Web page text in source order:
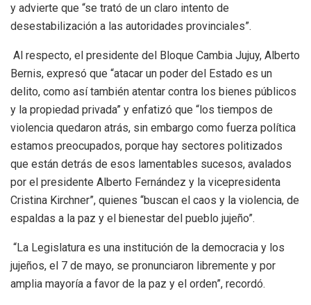
y advierte que “se trató de un claro intento de
desestabilización a las autoridades provinciales”.
Al respecto, el presidente del Bloque Cambia Jujuy, Alberto
Bernis, expresó que “atacar un poder del Estado es un
delito, como así también atentar contra los bienes públicos
y la propiedad privada” y enfatizó que “los tiempos de
violencia quedaron atrás, sin embargo como fuerza política
estamos preocupados, porque hay sectores politizados
que están detrás de esos lamentables sucesos, avalados
por el presidente Alberto Fernández y la vicepresidenta
Cristina Kirchner”, quienes “buscan el caos y la violencia, de
espaldas a la paz y el bienestar del pueblo jujeño”.
“La Legislatura es una institución de la democracia y los
jujeños, el 7 de mayo, se pronunciaron libremente y por
amplia mayoría a favor de la paz y el orden”, recordó.